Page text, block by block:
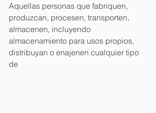
Aquellas personas que fabriquen,
produzcan, procesen, transporten,
almacenen, incluyendo
almacenamiento para usos propios,
distribuyan o enajenen cualquier tipo
de